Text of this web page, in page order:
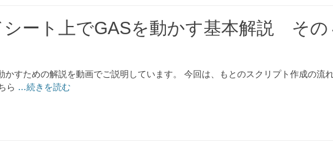
ート上でGASを動かす基本解説 その
すための解説を動画でご説明しています。 今回は、もとのスクリプト作成の流
ら …続きを読む